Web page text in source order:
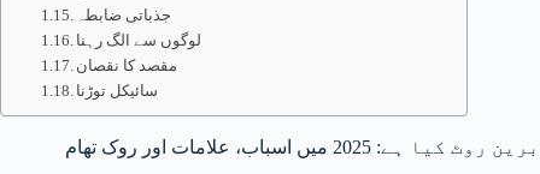
جذباتی ضابطہ
لوگوں سے الگ رہنا
مقصد کا نقصان
سائیکل توڑنا
برین روٹ کیا ہے: 2025 میں اسباب، علامات اور روک تھام